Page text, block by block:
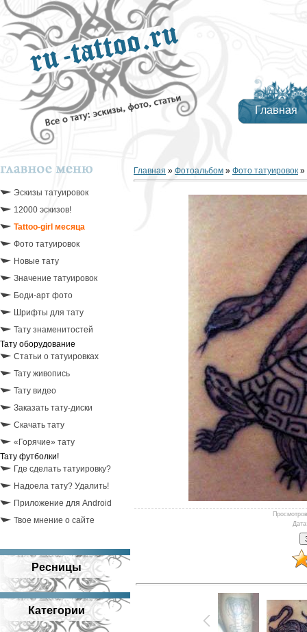
Главная
Эскизы татуировок
12000 эскизов!
Tattoo-girl месяца
Фото татуировок
Новые тату
Значение татуировок
Боди-арт фото
Шрифты для тату
Тату знаменитостей
Тату оборудование
Статьи о татуировках
Тату живопись
Тату видео
Заказать тату-диски
Скачать тату
«Горячие» тату
Тату футболки!
Где сделать татуировку?
Надоела тату? Удалить!
Приложение для Android
Твое мнение о сайте
Ресницы
Категории
Главная » Фотоальбом » Фото татуировок »
Просмотров
Дата